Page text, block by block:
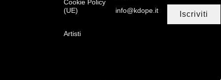
Cookie Policy
(UE)
Artisti
info@kdope.it
Iscriviti